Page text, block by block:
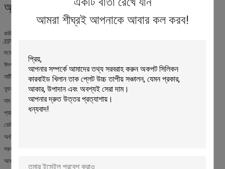
আমরা শীঘ্রই আপনাকে আবার কল করব!
অ্যাপ্লিকেশনঃ
কর্ডিওরাইট চুলা শেল্ফ - কামতাই কেটিজেকিউএস
ব্র্যান্ড নামঃ কামতাই
মডেল নম্বরঃ KTJQS
উৎপত্তিস্থল: চীন
সার্টিফিকেশনঃ আইএসও ৯০০১
ন্যূনতম অর্ডার পরিমাণঃ 300PCS
দাম: আলোচনা
প্যাকেজিংয়ের বিবরণঃ কাঠের বাক্স
ডেলিভারি সময়ঃ পেমেন্টের 30 দিন পরে
অর্থ প্রদানের সময়সীমাঃ TT
সরবরাহ ক্ষমতাঃ 500000PCS/MONTH
আকারঃ কাস্টমাইজ করুন